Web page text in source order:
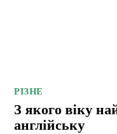
РІЗНЕ
З якого віку
англійську